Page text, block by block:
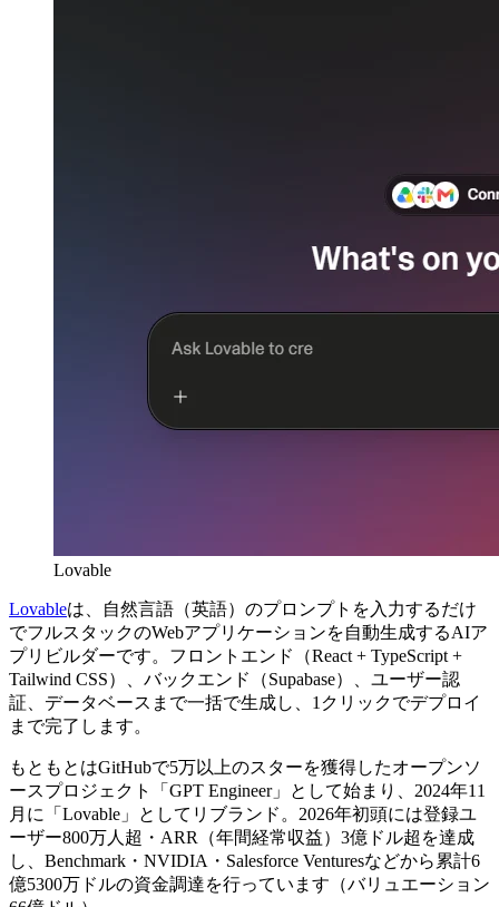
Lovable
Lovableは、自然言語（英語）のプロンプトを入力するだけ
でフルスタックのWebアプリケーションを自動生成するAIア
プリビルダーです。フロントエンド（React + TypeScript +
Tailwind CSS）、バックエンド（Supabase）、ユーザー認
証、データベースまで一括で生成し、1クリックでデプロイ
まで完了します。
もともとはGitHubで5万以上のスターを獲得したオープンソ
ースプロジェクト「GPT Engineer」として始まり、2024年11
月に「Lovable」としてリブランド。2026年初頭には登録ユ
ーザー800万人超・ARR（年間経常収益）3億ドル超を達成
し、Benchmark・NVIDIA・Salesforce Venturesなどから累計6
億5300万ドルの資金調達を行っています（バリュエーション